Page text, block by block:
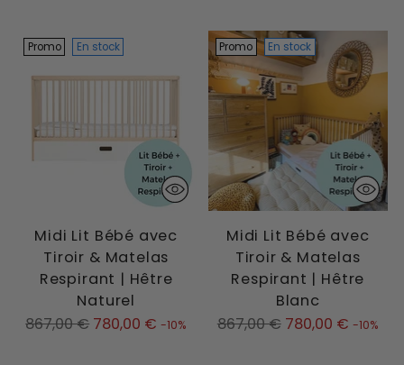
Promo En stock
Midi Lit Bébé avec
Tiroir & Matelas
Respirant | Hêtre
Naturel
Prix
867,00 € 780,00 € -10%
Promo En stock
Midi Lit Bébé avec
Tiroir & Matelas
Respirant | Hêtre
Blanc
Prix
867,00 € 780,00 € -10%